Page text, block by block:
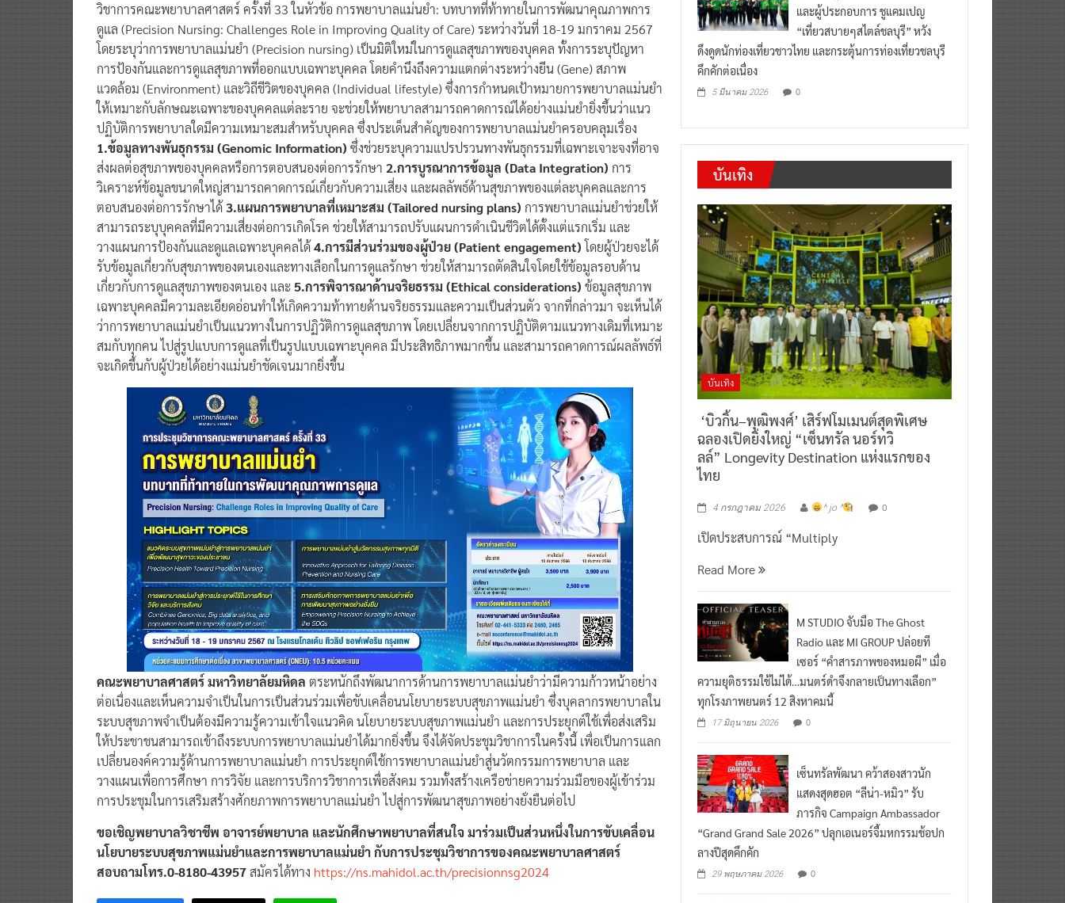
วิชาการคณะพยาบาลศาสตร์ ครั้งที่ 33 ในหัวข้อ การพยาบาลแม่นยำ: บทบาทที่ท้าทายในการพัฒนาคุณภาพการ
ดูแล (Precision Nursing: Challenges Role in Improving Quality of Care) ระหว่างวันที่ 18-19 มกราคม 2567
โดยระบุว่าการพยาบาลแม่นยำ (Precision nursing) เป็นมิติใหม่ในการดูแลสุขภาพของบุคคล ทั้งการระบุปัญหา
การป้องกันและการดูแลสุขภาพที่ออกแบบเฉพาะบุคคล โดยคำนึงถึงความแตกต่างระหว่างยีน (Gene) สภาพ
แวดล้อม (Environment) และวิถีชีวิตของบุคคล (Individual lifestyle) ซึ่งการกำหนดเป้าหมายการพยาบาลแม่นยำ
ให้เหมาะกับลักษณะเฉพาะของบุคคลแต่ละราย จะช่วยให้พยาบาลสามารถคาดการณ์ได้อย่างแม่นยำยิ่งขึ้นว่าแนว
ปฏิบัติการพยาบาลใดมีความเหมาะสมสำหรับบุคคล ซึ่งประเด็นสำคัญของการพยาบาลแม่นยำครอบคลุมเรื่อง
1.ข้อมูลทางพันธุกรรม (Genomic Information) ซึ่งช่วยระบุความแปรปรวนทางพันธุกรรมที่เฉพาะเจาะจงที่อาจ
ส่งผลต่อสุขภาพของบุคคลหรือการตอบสนองต่อการรักษา 2.การบูรณาการข้อมูล (Data Integration) การ
วิเคราะห์ข้อมูลขนาดใหญ่สามารถคาดการณ์เกี่ยวกับความเสี่ยง และผลลัพธ์ด้านสุขภาพของแต่ละบุคคลและการ
ตอบสนองต่อการรักษาได้ 3.แผนการพยาบาลที่เหมาะสม (Tailored nursing plans) การพยาบาลแม่นยำช่วยให้
สามารถระบุบุคคลที่มีความเสี่ยงต่อการเกิดโรค ช่วยให้สามารถปรับแผนการดำเนินชีวิตได้ตั้งแต่แรกเริ่ม และ
วางแผนการป้องกันและดูแลเฉพาะบุคคลได้4.การมีส่วนร่วมของผู้ป่วย (Patient engagement) โดยผู้ป่วยจะได้
รับข้อมูลเกี่ยวกับสุขภาพของตนเองและทางเลือกในการดูแลรักษา ช่วยให้สามารถตัดสินใจโดยใช้ข้อมูลรอบด้าน
เกี่ยวกับการดูแลสุขภาพของตนเอง และ5.การพิจารณาด้านจริยธรรม (Ethical considerations) ข้อมูลสุขภาพ
เฉพาะบุคคลมีความละเอียดอ่อนทำให้เกิดความท้าทายด้านจริยธรรมและความเป็นส่วนตัว จากที่กล่าวมา จะเห็นได้
ว่าการพยาบาลแม่นยำเป็นแนวทางในการปฏิวัติการดูแลสุขภาพ โดยเปลี่ยนจากการปฏิบัติตามแนวทางเดิมที่เหมาะ
สมกับทุกคน ไปสู่รูปแบบการดูแลที่เป็นรูปแบบเฉพาะบุคคล มีประสิทธิภาพมากขึ้น และสามารถคาดการณ์ผลลัพธ์ที่
จะเกิดขึ้นกับผู้ป่วยได้อย่างแม่นยำชัดเจนมากยิ่งขึ้น
คณะพยาบาลศาสตร์ มหาวิทยาลัยมหิดล ตระหนักถึงพัฒนาการด้านการพยาบาลแม่นยำว่ามีความก้าวหน้าอย่าง
ต่อเนื่องและเห็นความจำเป็นในการเป็นส่วนร่วมเพื่อขับเคลื่อนนโยบายระบบสุขภาพแม่นยำ ซึ่งบุคลากรพยาบาลใน
ระบบสุขภาพจำเป็นต้องมีความรู้ความเข้าใจแนวคิด นโยบายระบบสุขภาพแม่นยำ และการประยุกต์ใช้เพื่อส่งเสริม
ให้ประชาชนสามารถเข้าถึงระบบการพยาบาลแม่นยำได้มากยิ่งขึ้น จึงได้จัดประชุมวิชาการในครั้งนี้ เพื่อเป็นการแลก
เปลี่ยนองค์ความรู้ด้านการพยาบาลแม่นยำ การประยุกต์ใช้การพยาบาลแม่นยำสู่นวัตกรรมการพยาบาล และ
วางแผนเพื่อการศึกษา การวิจัย และการบริการวิชาการเพื่อสังคม รวมทั้งสร้างเครือข่ายความร่วมมือของผู้เข้าร่วม
การประชุมในการเสริมสร้างศักยภาพการพยาบาลแม่นยำ ไปสู่การพัฒนาสุขภาพอย่างยั่งยืนต่อไป
ขอเชิญพยาบาลวิชาชีพ อาจารย์พยาบาล และนักศึกษาพยาบาลที่สนใจ มาร่วมเป็นส่วนหนึ่งในการขับเคลื่อน
นโยบายระบบสุขภาพแม่นยำและการพยาบาลแม่นยำ กับการประชุมวิชาการของคณะพยาบาลศาสตร์
สอบถามโทร.0-8180-43957สมัครได้ทาง https://ns.mahidol.ac.th/precisionnsg2024
และผู้ประกอบการ ชูแคมเปญ
“เที่ยวสบายๆสไตล์ชลบุรี” หวัง
ดึงดูดนักท่องเที่ยวชาวไทย และกระตุ้นการท่องเที่ยวชลบุรี
คึกคักต่อเนื่อง
5 มีนาคม 2026 0
บันเทิง
บันเทิง
‘บิวกิ้น–พุฒิพงศ์’ เสิร์ฟโมเมนต์สุดพิเศษ
ฉลองเปิดยิ่งใหญ่ “เซ็นทรัล นอร์ทวิ
ลล์” Longevity Destination แห่งแรกของ
ไทย
4 กรกฎาคม 2026 ^ jo ^ 0
เปิดประสบการณ์ “Multiply
Read More
M STUDIO จับมือ The Ghost
Radio และ MI GROUP ปล่อยที
เซอร์ “คำสารภาพของหมอผี” เมื่อ
ความยุติธรรมใช้ไม่ได้…มนตร์ดำจึงกลายเป็นทางเลือก”
ทุกโรงภาพยนตร์ 12 สิงหาคมนี้
17 มิถุนายน 2026 0
เซ็นทรัลพัฒนา คว้าสองสาวนัก
แสดงสุดฮอต “ลีน่า-หมิว” รับ
ภารกิจ Campaign Ambassador
“Grand Grand Sale 2026” ปลุกเอเนอร์จี้มหกรรมช้อปก
ลางปีสุดคึกคัก
29 พฤษภาคม 2026 0